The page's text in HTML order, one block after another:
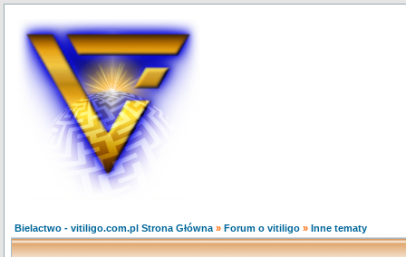
Bielactwo - vitiligo.com.pl Strona Główna » Forum o vitiligo » Inne tematy